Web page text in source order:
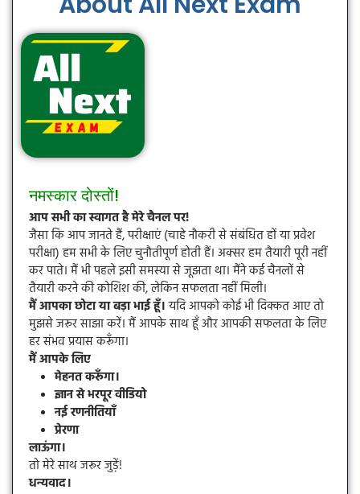
नमस्कार दोस्तों!
आप सभी का स्वागत है मेरे चैनल पर!
जैसा कि आप जानते हैं, परीक्षाएं (चाहे नौकरी से संबंधित हों या प्रवेश
परीक्षा) हम सभी के लिए चुनौतीपूर्ण होती हैं। अक्सर हम तैयारी पूरी नहीं
कर पाते। मैं भी पहले इसी समस्या से जूझता था। मैंने कई चैनलों से
तैयारी करने की कोशिश की, लेकिन सफलता नहीं मिली।
मैं आपका छोटा या बड़ा भाई हूँ।यदि आपको कोई भी दिक्कत आए तो
मुझसे जरूर साझा करें। मैं आपके साथ हूँ और आपकी सफलता के लिए
हर संभव प्रयास करूँगा।
मैं आपके लिए
मेहनत करूँगा।
ज्ञान से भरपूर वीडियो
नई रणनीतियाँ
प्रेरणा
लाऊंगा।
तो मेरे साथ जरूर जुड़ें!
धन्यवाद।